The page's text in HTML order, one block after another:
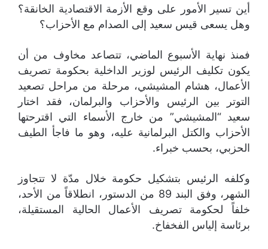
أين تسير الأمور على وقع الأزمة الاقتصادية الخانقة؟
وهل يسعى قيس سعيد إلى الصدام مع الأحزاب؟
فمنذ نهاية الأسبوع الماضي، تتصاعد مخاوف من أن
يكون تكليف الرئيس لوزير الداخلية بحكومة تصريف
الأعمال، هشام المشيشي، مرحلة من مراحل تصعيد
التوتر بين الرئيس والأحزاب والبرلمان، فقد اختار
سعيد “المشيشي” من خارج الأسماء التي اقترحتها
الأحزاب والكتل البرلمانية عليه، وهو ما فاجأ الطيف
الحزبي، بحسب خبراء.
وكلفه الرئيس بتشكيل حكومة خلال مدّة لا تتجاوز
الشهر، وفق البند 89 من الدستور، انطلاقاً من الأحد،
خلفاً لحكومة تصريف الأعمال الحالية المستقيلة،
برئاسة إلياس الفخفاخ.